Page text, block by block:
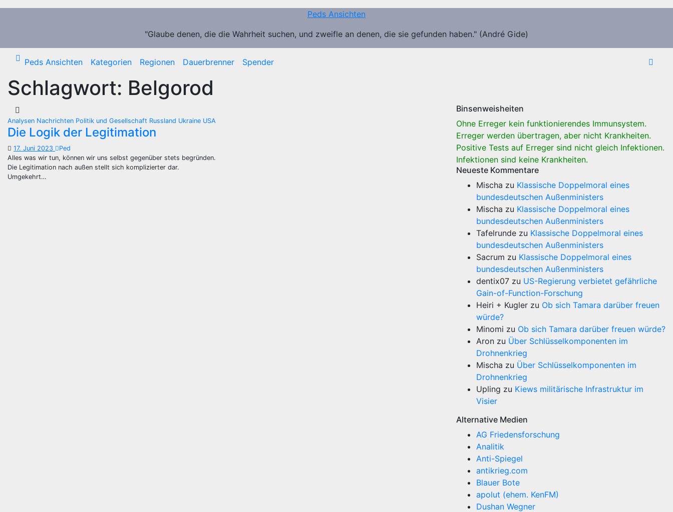
Zum
Peds Ansichten
"Glaube denen, die die Wahrheit suchen, und zweifle an denen, die sie gefunden haben." (André Gide)
Peds Ansichten Kategorien Regionen Dauerbrenner Spender
Schlagwort: Belgorod
Analysen Nachrichten Politik und Gesellschaft Russland Ukraine USA
Die Logik der Legitimation
17. Juni 2023
Ped
Alles was wir tun, können wir uns selbst gegenüber stets begründen.
Die Legitimation nach außen stellt sich komplizierter dar.
Umgekehrt…
Binsenweisheiten
Ohne Erreger kein funktionierendes Immunsystem.
Erreger werden übertragen, aber nicht Krankheiten.
Positive Tests auf Erreger sind nicht gleich Infektionen.
Infektionen sind keine Krankheiten.
Neueste Kommentare
Mischa zu Klassische Doppelmoral eines
bundesdeutschen Außenministers
Mischa zu Klassische Doppelmoral eines
bundesdeutschen Außenministers
Tafelrunde zu Klassische Doppelmoral eines
bundesdeutschen Außenministers
Sacrum zu Klassische Doppelmoral eines
bundesdeutschen Außenministers
dentix07 zu US-Regierung verbietet gefährliche
Gain-of-Function-Forschung
Heiri + Kugler zu Ob sich Tamara darüber freuen
würde?
Minomi zu Ob sich Tamara darüber freuen würde?
Aron zu Über Schlüsselkomponenten im
Drohnenkrieg
Mischa zu Über Schlüsselkomponenten im
Drohnenkrieg
Upling zu Kiews militärische Infrastruktur im
Visier
Alternative Medien
AG Friedensforschung
Analitik
Anti-Spiegel
antikrieg.com
Blauer Bote
apolut (ehem. KenFM)
Dushan Wegner